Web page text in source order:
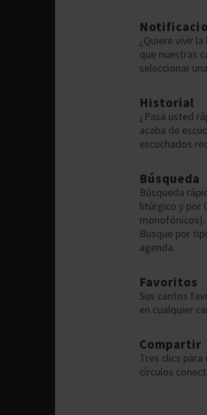
¿Quiere vivir
que nuestras
seleccionar
Historial
¿Pasa usted
acaba de
escuchados
Búsqueda
Búsqueda
litúrgico y por
monofónicos).
Busque por
agenda.
Favoritos
Sus cantos
en cualquier
Compartir
Tres clics
círculos